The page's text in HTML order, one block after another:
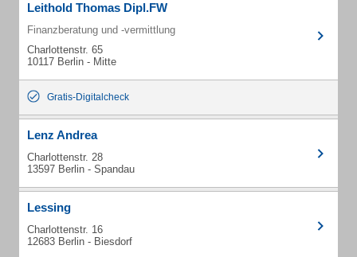
Leithold Thomas Dipl.FW
Finanzberatung und -vermittlung
Charlottenstr. 65
10117 Berlin - Mitte
Gratis-Digitalcheck
Lenz Andrea
Charlottenstr. 28
13597 Berlin - Spandau
Lessing
Charlottenstr. 16
12683 Berlin - Biesdorf